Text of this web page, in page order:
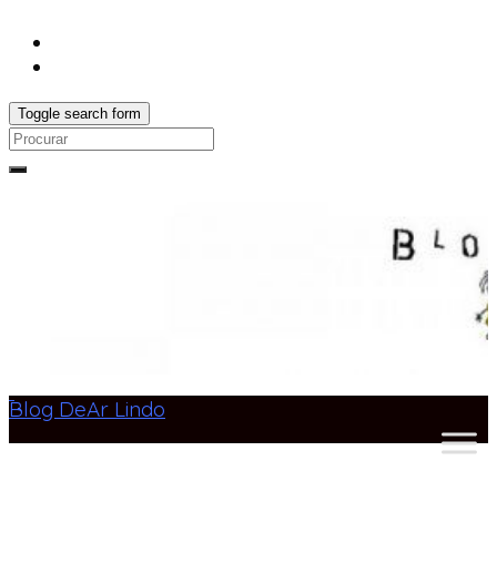
Toggle search form
Search
Blog DeAr Lindo